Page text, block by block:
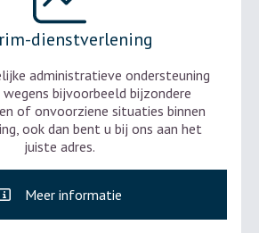
dienstverlening
administratieve ondersteuning
bijvoorbeeld bijzondere
of onvoorziene situaties binnen
ook dan bent u bij ons aan het
juiste adres.
Meer informatie